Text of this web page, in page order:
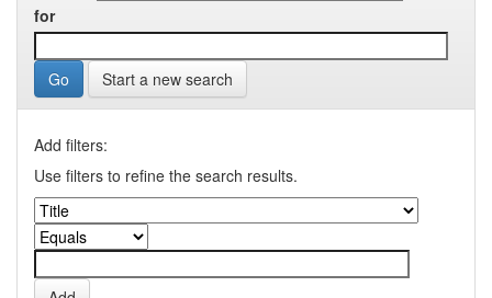
for
Start a new search
Add filters:
Use filters to refine the search results.